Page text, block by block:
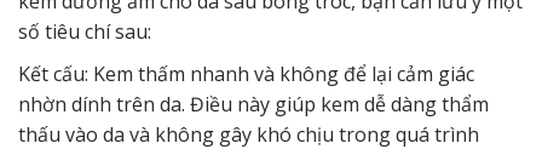
số tiêu chí sau:
Kết cấu: Kem thấm nhanh và không để lại cảm giác
nhờn dính trên da. Điều này giúp kem dễ dàng thẩm
thấu vào da và không gây khó chịu trong quá trình